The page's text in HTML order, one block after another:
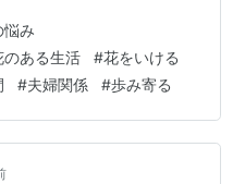
てからお花をまた飾りた
すぐれずになかなか外に
今日は思い切って外に出
それからスープも作っ
ました。 主人はホットサ
を焼いてくれて…
悩み
のある生活 #花をいける
#夫婦関係 #歩み寄る